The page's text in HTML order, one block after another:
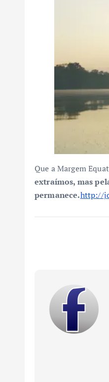
Que a Margem
extraímos, mas
permanece.http://